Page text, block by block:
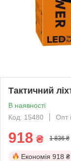
Тактичний
В наявності
Код: 15480
Опт
918 ₴ 1 836 ₴
Економія 918 ₴